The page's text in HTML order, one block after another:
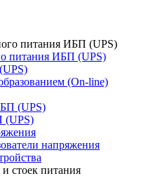
питания ИБП (UPS)
(On-line)
(UPS)
(UPS)
напряжения